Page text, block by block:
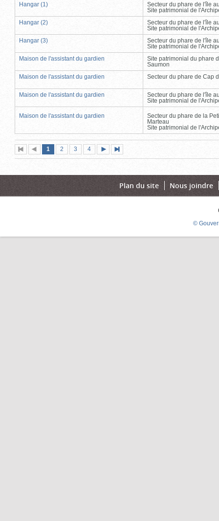
Hangar (1)
Secteur du phare de l'île
Site patrimonial de
Hangar (2)
Secteur du phare de l'île
Site patrimonial de
Hangar (3)
Secteur du phare de l'île
Site patrimonial de
Maison de l'assistant du gardien
Site patrimonial du phare
Saumon
Maison de l'assistant du gardien
Secteur du phare de Cap
Maison de l'assistant du gardien
Secteur du phare de l'île
Site patrimonial de
Maison de l'assistant du gardien
Secteur du phare de la
Marteau
Site patrimonial de
Première
page
Page
précédente
Page
1 (page
actuelle)
Page
2 Page
3 Page
4
suivante
page
Plan du site Nous joindre
©